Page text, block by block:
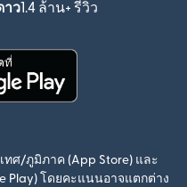
าว1.4 ล้าน+ รีวิว
(เปิดในหน้าต่
ศ/ภูมิภาค (App Store) และ
Play) โดยคะแนนอาจแตกต่าง